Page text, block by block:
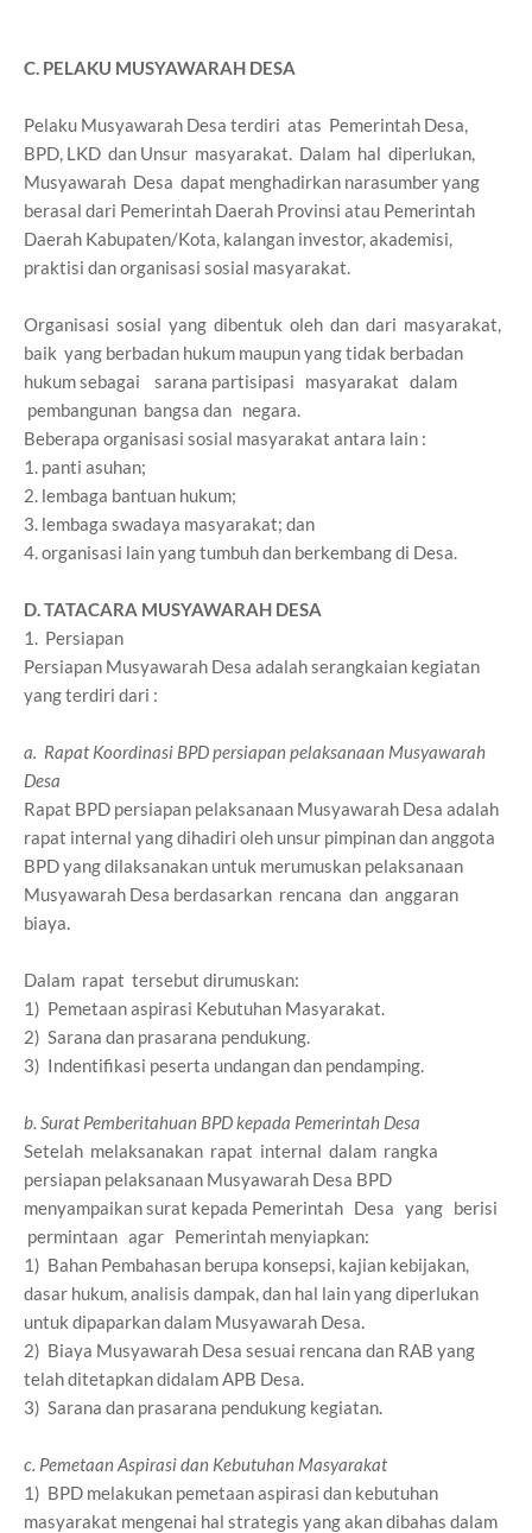
C. PELAKU MUSYAWARAH DESA
Pelaku Musyawarah Desa terdiri atas Pemerintah Desa,
BPD, LKD dan Unsur masyarakat. Dalam hal diperlukan,
Musyawarah Desa dapat menghadirkan narasumber yang
berasal dari Pemerintah Daerah Provinsi atau Pemerintah
Daerah Kabupaten/Kota, kalangan investor, akademisi,
praktisi dan organisasi sosial masyarakat.
Organisasi sosial yang dibentuk oleh dan dari masyarakat,
baik yang berbadan hukum maupun yang tidak berbadan
hukum sebagai sarana partisipasi masyarakat dalam
pembangunan bangsa dan negara.
Beberapa organisasi sosial masyarakat antara lain :
1. panti asuhan;
2. lembaga bantuan hukum;
3. lembaga swadaya masyarakat; dan
4. organisasi lain yang tumbuh dan berkembang di Desa.
D. TATACARA MUSYAWARAH DESA
1. Persiapan
Persiapan Musyawarah Desa adalah serangkaian kegiatan
yang terdiri dari :
a. Rapat Koordinasi BPD persiapan pelaksanaan Musyawarah
Desa
Rapat BPD persiapan pelaksanaan Musyawarah Desa adalah
rapat internal yang dihadiri oleh unsur pimpinan dan anggota
BPD yang dilaksanakan untuk merumuskan pelaksanaan
Musyawarah Desa berdasarkan rencana dan anggaran
biaya.
Dalam rapat tersebut dirumuskan:
1) Pemetaan aspirasi Kebutuhan Masyarakat.
2) Sarana dan prasarana pendukung.
3) Indentifikasi peserta undangan dan pendamping.
b. Surat Pemberitahuan BPD kepada Pemerintah Desa
Setelah melaksanakan rapat internal dalam rangka
persiapan pelaksanaan Musyawarah Desa BPD
menyampaikan surat kepada Pemerintah Desa yang berisi
permintaan agar Pemerintah menyiapkan:
1) Bahan Pembahasan berupa konsepsi, kajian kebijakan,
dasar hukum, analisis dampak, dan hal lain yang diperlukan
untuk dipaparkan dalam Musyawarah Desa.
2) Biaya Musyawarah Desa sesuai rencana dan RAB yang
telah ditetapkan didalam APB Desa.
3) Sarana dan prasarana pendukung kegiatan.
c. Pemetaan Aspirasi dan Kebutuhan Masyarakat
1) BPD melakukan pemetaan aspirasi dan kebutuhan
masyarakat mengenai hal strategis yang akan dibahas dalam